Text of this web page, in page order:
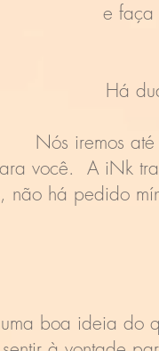
e faça
Há
Nós iremos
você. A iNk
não há pedido
boa ideia do